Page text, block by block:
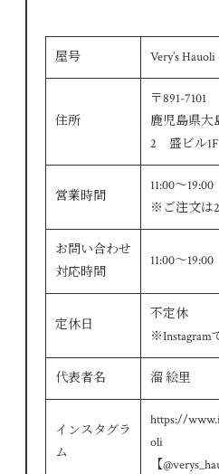
屋号 Very’s
住所
〒891-7101
鹿児島県大
2 盛ビル1F
営業時間
11:00～19:00
※ご注文は
お問い合わせ
対応時間
11:00～19:00
定休日
不定休
※Instagram
代表者名 溜 絵里
インスタグラ
ム
https://
oli
【